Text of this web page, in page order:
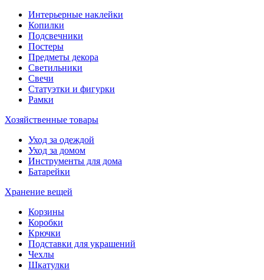
Интерьерные наклейки
Копилки
Подсвечники
Постеры
Предметы декора
Светильники
Свечи
Статуэтки и фигурки
Рамки
Хозяйственные товары
Уход за одеждой
Уход за домом
Инструменты для дома
Батарейки
Хранение вещей
Корзины
Коробки
Крючки
Подставки для украшений
Чехлы
Шкатулки